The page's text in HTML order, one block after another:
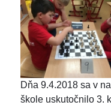
Dňa 9.4.2018 sa v
škole uskutočnilo 3.